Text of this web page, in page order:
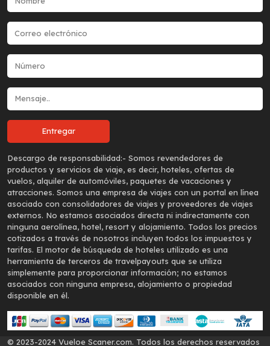
Descargo de responsabilidad:- Somos revendedores de
productos y servicios de viaje, es decir, hoteles, ofertas de
vuelos, alquiler de automóviles, paquetes de vacaciones y
atracciones. Somos una empresa de viajes con un portal en línea
asociado con consolidadores de viajes y proveedores de viajes
externos. No estamos asociados directa ni indirectamente con
ninguna aerolínea, hotel, resort y alojamiento. Todos los precios
cotizados a través de nosotros incluyen todos los impuestos y
tarifas. El motor de búsqueda de hoteles utilizado es una
herramienta de terceros de travelpayouts que se utiliza
simplemente para proporcionar información; no estamos
asociados con ninguna empresa, alojamiento o propiedad
disponible en él.
© 2023-2024 Vueloe Scaner.com. Todos los derechos reservados